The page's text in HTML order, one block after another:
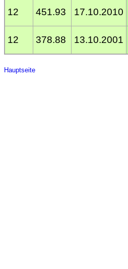
12 451.93 17.10.2010
12 378.88 13.10.2001
Hauptseite